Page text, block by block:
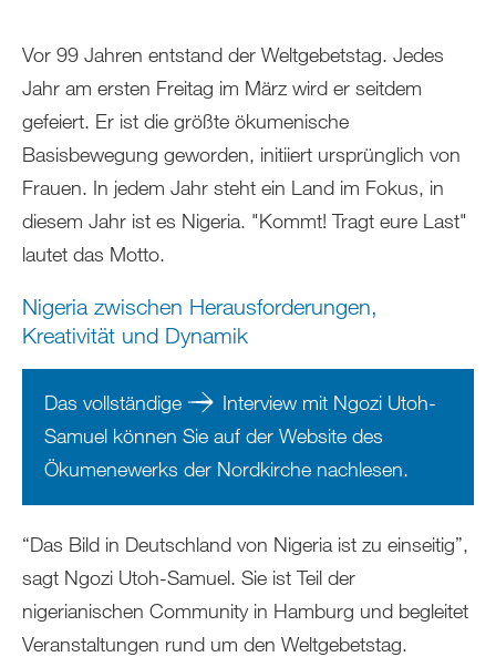
Vor 99 Jahren entstand der Weltgebetstag. Jedes
Jahr am ersten Freitag im März wird er seitdem
gefeiert. Er ist die größte ökumenische
Basisbewegung geworden, initiiert ursprünglich von
Frauen. In jedem Jahr steht ein Land im Fokus, in
diesem Jahr ist es Nigeria. "Kommt! Tragt eure Last"
lautet das Motto.
Nigeria zwischen Herausforderungen,
Kreativität und Dynamik
Das vollständige
Interview mit Ngozi Utoh-
Samuel können Sie auf der Website des
Ökumenewerks der Nordkirche nachlesen.
“Das Bild in Deutschland von Nigeria ist zu einseitig”,
sagt Ngozi Utoh-Samuel. Sie ist Teil der
nigerianischen Community in Hamburg und begleitet
Veranstaltungen rund um den Weltgebetstag.